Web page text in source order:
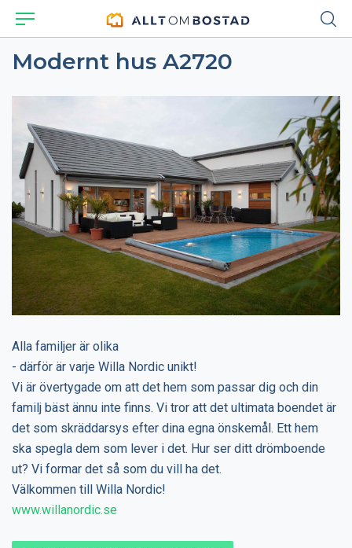
Modernt hus A2720
Alla familjer är olika
- därför är varje Willa Nordic unikt!
Vi är övertygade om att det hem som passar dig och din
familj bäst ännu inte finns. Vi tror att det ultimata boendet är
det som skräddarsys efter dina egna önskemål. Ett hem
ska spegla dem som lever i det. Hur ser ditt drömboende
ut? Vi formar det så som du vill ha det.
Välkommen till Willa Nordic!
www.willanordic.se